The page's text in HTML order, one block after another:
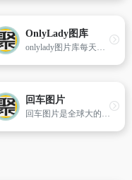
OnlyLady图库
onlylady图片库每天即时发布国内、国际新潮的高清图片,图库内容涉及时尚图片、达人图片、明星图片、生活图片、奢华图片、独家图片等,网罗全面丰富的图片资讯,打造时尚潮流的高清图片大全。
回车图片
回车图片是全球大的中文图片库,提供精美的图片,图片大全以供欣赏下载,当前收集千万张给力图片。